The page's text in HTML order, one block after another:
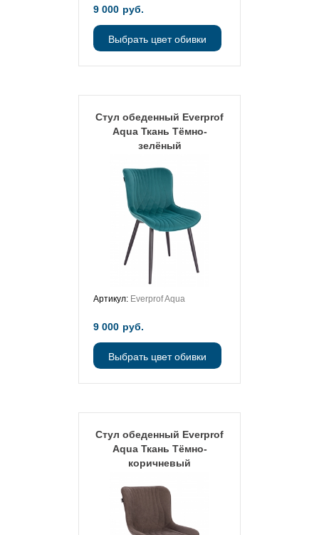
9 000 руб.
Выбрать цвет обивки
Стул обеденный Everprof
Aqua Ткань Тёмно-
зелёный
Артикул: Everprof Aqua
9 000 руб.
Выбрать цвет обивки
Стул обеденный Everprof
Aqua Ткань Тёмно-
коричневый